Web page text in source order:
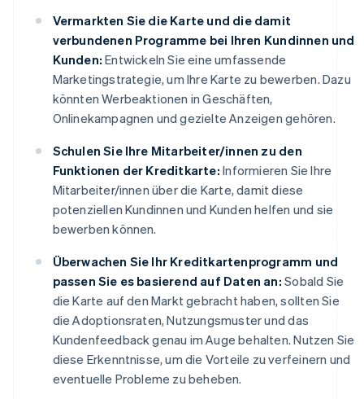
Vermarkten Sie die Karte und die damit
verbundenen Programme bei Ihren Kundinnen und
Kunden: Entwickeln Sie eine umfassende
Marketingstrategie, um Ihre Karte zu bewerben. Dazu
könnten Werbeaktionen in Geschäften,
Onlinekampagnen und gezielte Anzeigen gehören.
Schulen Sie Ihre Mitarbeiter/innen zu den
Funktionen der Kreditkarte: Informieren Sie Ihre
Mitarbeiter/innen über die Karte, damit diese
potenziellen Kundinnen und Kunden helfen und sie
bewerben können.
Überwachen Sie Ihr Kreditkartenprogramm und
passen Sie es basierend auf Daten an: Sobald Sie
die Karte auf den Markt gebracht haben, sollten Sie
die Adoptionsraten, Nutzungsmuster und das
Kundenfeedback genau im Auge behalten. Nutzen Sie
diese Erkenntnisse, um die Vorteile zu verfeinern und
eventuelle Probleme zu beheben.